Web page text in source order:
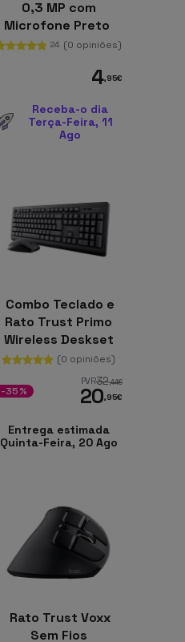
0,3 MP com
Microfone Preto
24 (0 opiniões)
4,95€
Receba-o dia
Terça-Feira, 11
Ago
Combo Teclado e
Rato Trust Primo
Wireless Deskset
Sem Fios
(0 opiniões)
PVR32,44€
20,95€
-35%
Entrega estimada
Quinta-Feira, 20 Ago
Rato Trust Voxx
Sem Fios